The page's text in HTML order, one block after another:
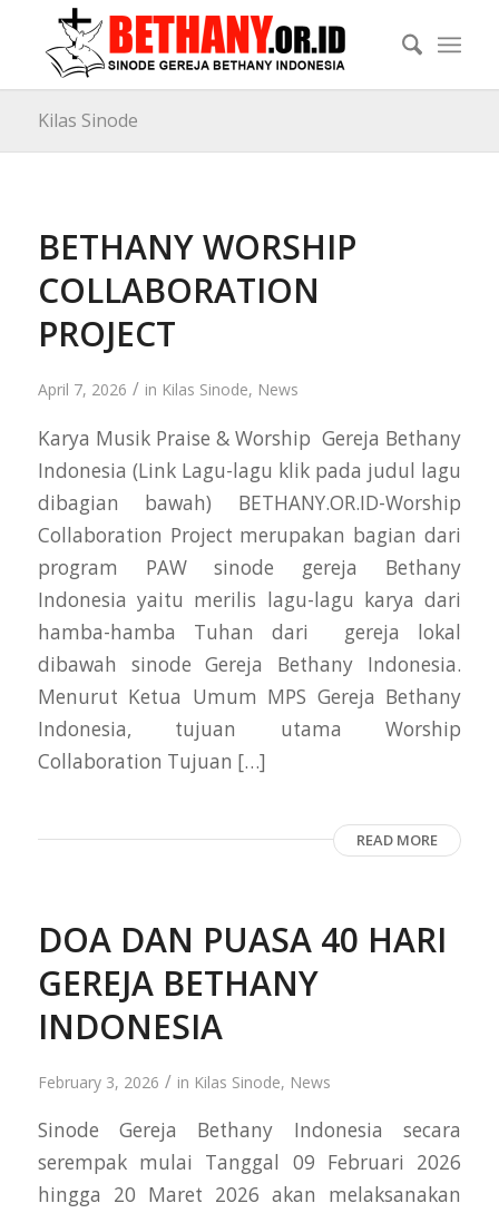
Kilas Sinode
BETHANY WORSHIP
COLLABORATION
PROJECT
April 7, 2026 / in Kilas Sinode, News
Karya Musik Praise & Worship Gereja Bethany
Indonesia (Link Lagu-lagu klik pada judul lagu
dibagian bawah) BETHANY.OR.ID-Worship
Collaboration Project merupakan bagian dari
program PAW sinode gereja Bethany
Indonesia yaitu merilis lagu-lagu karya dari
hamba-hamba Tuhan dari gereja lokal
dibawah sinode Gereja Bethany Indonesia.
Menurut Ketua Umum MPS Gereja Bethany
Indonesia, tujuan utama Worship
Collaboration Tujuan […]
READ MORE
DOA DAN PUASA 40 HARI
GEREJA BETHANY
INDONESIA
February 3, 2026 / in Kilas Sinode, News
Sinode Gereja Bethany Indonesia secara
serempak mulai Tanggal 09 Februari 2026
hingga 20 Maret 2026 akan melaksanakan